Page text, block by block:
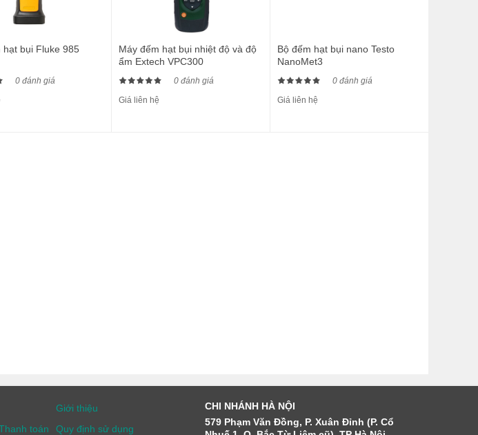
hạt bụi Fluke 985
0 đánh giá
Máy đếm hạt bụi nhiệt độ và độ
ẩm Extech VPC300
0 đánh giá
Giá liên hệ
Bộ đếm hạt bụi nano Testo
NanoMet3
0 đánh giá
Giá liên hệ
toán
Giới thiệu
Quy định sử dụng
CHI NHÁNH HÀ NỘI
579 Phạm Văn Đồng, P. Xuân Đỉnh (P. Cổ